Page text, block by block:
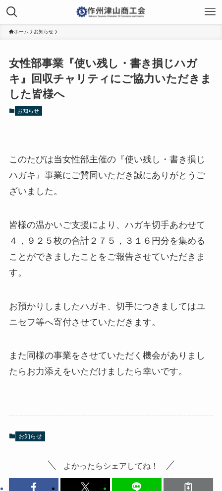
ホーム お知らせ
女性部事業『使い残し・書き損じハガ
キ』回収チャリティにご協力いただきま
した皆様へ
お知らせ
このたびは当女性部主催の『使い残し・書き損じ
ハガキ』事業にご賛同いただき誠にありがとうご
ざいました。
皆様の温かいご支援により、ハガキ切手あわせて
４，９２５枚の合計２７５，３１６円分を集める
ことができましたことをご報告させていただきま
す。
お預かりしましたハガキ、切手につきましてはユ
ニセフ等へ寄付させていただきます。
また同様の事業をさせていただく機会がありまし
たらお力添えをいただけましたら幸いです。
お知らせ
よかったらシェアしてね！